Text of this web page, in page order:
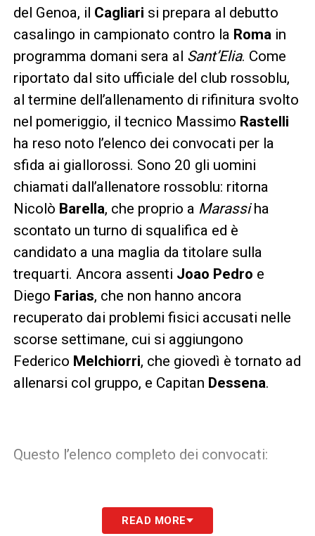
del Genoa, il Cagliari si prepara al debutto
casalingo in campionato contro la Roma in
programma domani sera al Sant’Elia. Come
riportato dal sito ufficiale del club rossoblu,
al termine dell’allenamento di rifinitura svolto
nel pomeriggio, il tecnico Massimo Rastelli
ha reso noto l’elenco dei convocati per la
sfida ai giallorossi. Sono 20 gli uomini
chiamati dall’allenatore rossoblu: ritorna
Nicolò Barella, che proprio a Marassiha
scontato un turno di squalifica ed è
candidato a una maglia da titolare sulla
trequarti. Ancora assenti Joao Pedro e
Diego Farias, che non hanno ancora
recuperato dai problemi fisici accusati nelle
scorse settimane, cui si aggiungono
Federico Melchiorri, che giovedì è tornato ad
allenarsi col gruppo, e Capitan Dessena.
Questo l’elenco completo dei convocati:
Colombo, Rafael e Storari
READ MORE